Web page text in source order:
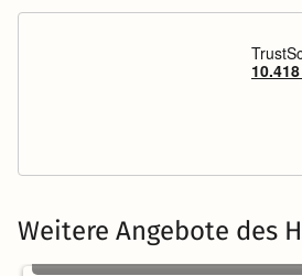
Weitere Angebote des